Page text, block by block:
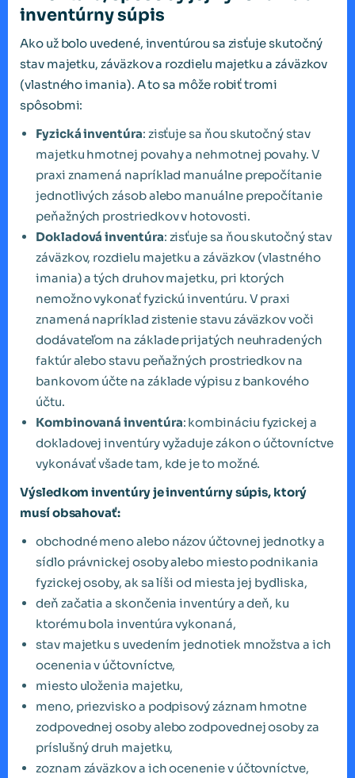
inventúrny súpis
Ako už bolo uvedené, inventúrou sa zisťuje skutočný
stav majetku, záväzkov a rozdielu majetku a záväzkov
(vlastného imania). A to sa môže robiť tromi
spôsobmi:
Fyzická inventúra: zisťuje sa ňou skutočný stav
majetku hmotnej povahy a nehmotnej povahy. V
praxi znamená napríklad manuálne prepočítanie
jednotlivých zásob alebo manuálne prepočítanie
peňažných prostriedkov v hotovosti.
Dokladová inventúra: zisťuje sa ňou skutočný stav
záväzkov, rozdielu majetku a záväzkov (vlastného
imania) a tých druhov majetku, pri ktorých
nemožno vykonať fyzickú inventúru. V praxi
znamená napríklad zistenie stavu záväzkov voči
dodávateľom na základe prijatých neuhradených
faktúr alebo stavu peňažných prostriedkov na
bankovom účte na základe výpisu z bankového
účtu.
Kombinovaná inventúra: kombináciu fyzickej a
dokladovej inventúry vyžaduje zákon o účtovníctve
vykonávať všade tam, kde je to možné.
Výsledkom inventúry je inventúrny súpis, ktorý
musí obsahovať:
obchodné meno alebo názov účtovnej jednotky a
sídlo právnickej osoby alebo miesto podnikania
fyzickej osoby, ak sa líši od miesta jej bydliska,
deň začatia a skončenia inventúry a deň, ku
ktorému bola inventúra vykonaná,
stav majetku s uvedením jednotiek množstva a ich
ocenenia v účtovníctve,
miesto uloženia majetku,
meno, priezvisko a podpisový záznam hmotne
zodpovednej osoby alebo zodpovednej osoby za
príslušný druh majetku,
zoznam záväzkov a ich ocenenie v účtovníctve,